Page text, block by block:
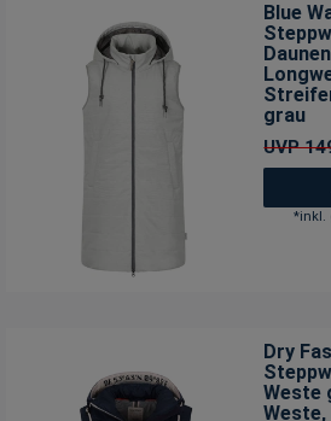
Blue
grau
UVP
*inkl.
Dry
Weste
Weste